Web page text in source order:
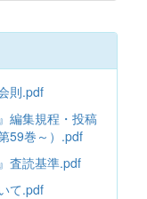
則.pdf
編集規程・投稿
59巻～）.pdf
査読基準.pdf
て.pdf